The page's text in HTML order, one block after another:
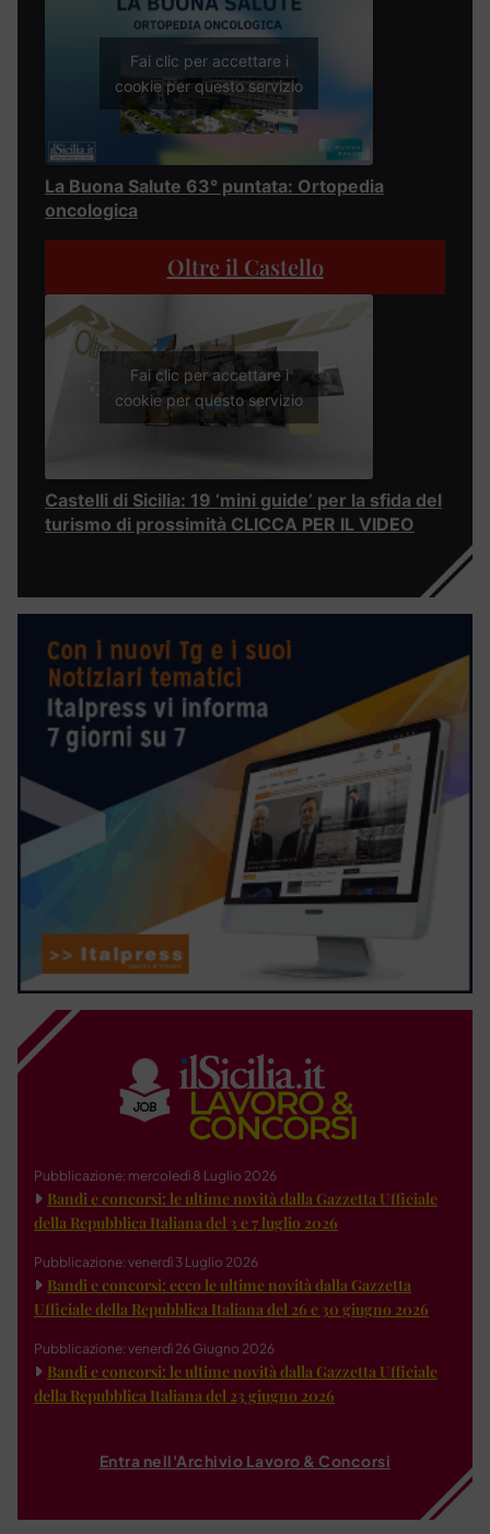
Fai clic per accettare i
cookie per questo servizio
La Buona Salute 63° puntata: Ortopedia
oncologica
Oltre il Castello
Fai clic per accettare i
cookie per questo servizio
Castelli di Sicilia: 19 ‘mini guide’ per la sfida del
turismo di prossimità CLICCA PER IL VIDEO
Pubblicazione: mercoledì 8 Luglio 2026
Bandi e concorsi: le ultime novità dalla Gazzetta Ufficiale
della Repubblica Italiana del 3 e 7 luglio 2026
Pubblicazione: venerdì 3 Luglio 2026
Bandi e concorsi: ecco le ultime novità dalla Gazzetta
Ufficiale della Repubblica Italiana del 26 e 30 giugno 2026
Pubblicazione: venerdì 26 Giugno 2026
Bandi e concorsi: le ultime novità dalla Gazzetta Ufficiale
della Repubblica Italiana del 23 giugno 2026
Entra nell'Archivio Lavoro & Concorsi